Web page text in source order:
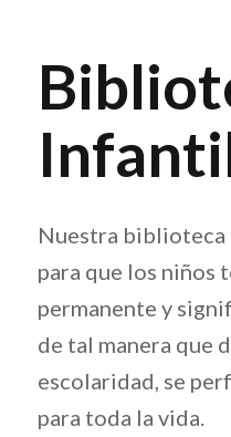
Nuestra biblioteca
para que los niños
permanente y
de tal manera que
escolaridad, se
para toda la vida.